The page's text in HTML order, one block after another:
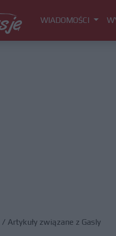
WIADOMOŚCI
/ Artykuły związane z Gasly